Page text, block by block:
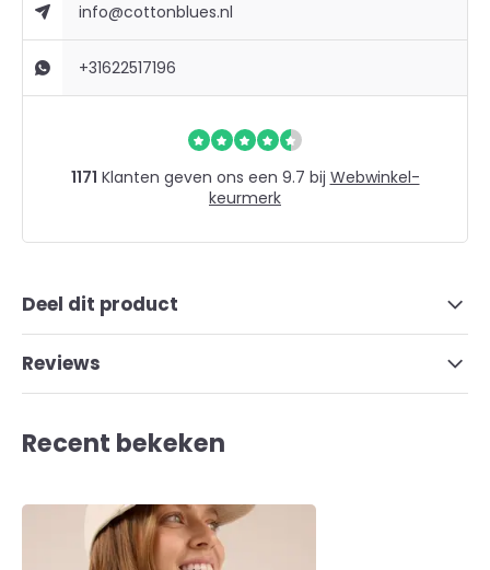
info@cottonblues.nl
+31622517196
1171 Klanten geven ons een 9.7 bij Webwinkel-
keurmerk
Deel dit product
Reviews
Recent bekeken